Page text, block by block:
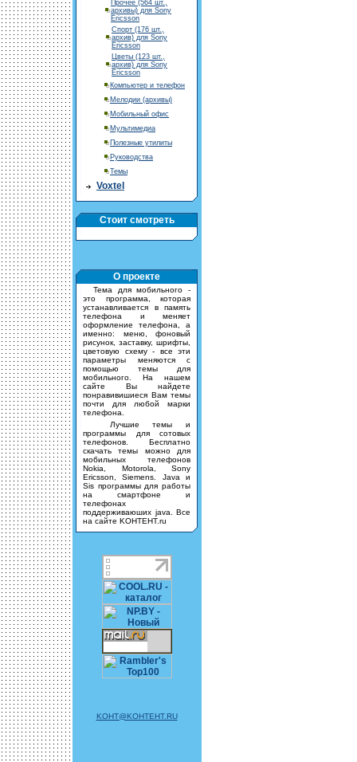
Прочее (564 шт.,
архивы) для Sony
Ericsson
Спорт (176 шт.,
архив) для Sony
Ericsson
Цветы (123 шт.,
архив) для Sony
Ericsson
Компьютер и телефон
Мелодии (архивы)
Мобильный офис
Мультимедиа
Полезные утилиты
Руководства
Темы
Voxtel
Стоит смотреть
О проекте
Тема для мобильного -
это программа, которая
устанавливается в память
телефона и меняет
оформление телефона, а
именно: меню, фоновый
рисунок, заставку, шрифты,
цветовую схему - все эти
параметры меняются с
помощью темы для
мобильного. На нашем
сайте Вы найдете
понравивишиеся Вам темы
почти для любой марки
телефона.
Лучшие темы и
программы для сотовых
телефонов. Бесплатно
скачать темы можно для
мобильных телефонов
Nokia, Motorola, Sony
Ericsson, Siemens. Java и
Sis программы для работы
на смартфоне и
телефонах
поддерживаюших java. Все
на сайте KOHTEHT.ru
KOHT@KOHTEHT.RU